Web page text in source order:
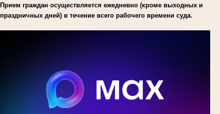
Прием граждан осуществляется ежедневно (кроме выходных и
праздничных дней) в течение всего рабочего времени суда.